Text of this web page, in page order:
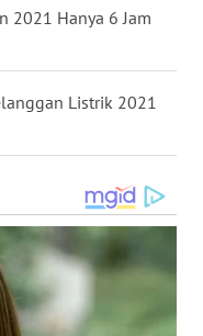
2021 Hanya 6 Jam
Listrik 2021